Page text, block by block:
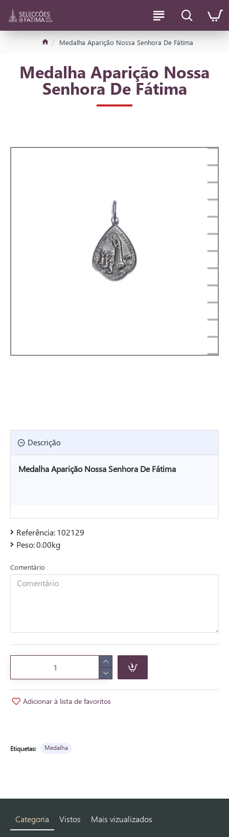
Medalha Aparição Nossa Senhora De Fátima
Medalha Aparição Nossa
Senhora De Fátima
Descrição
Medalha Aparição Nossa Senhora De Fátima
Referência:102129
Peso:0.00kg
Comentário
Adicionar à lista de favoritos
Etiquetas: Medalha
Categoria Vistos Mais vizualizados